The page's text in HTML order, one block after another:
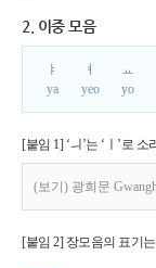
2. 이중 모음
ㅑ
ya
ㅕ
yeo
ㅛ
yo
[붙임 1] ‘ㅢ’는 ‘ㅣ’로
(보기) 광희문
[붙임 2] 장모음의 표기